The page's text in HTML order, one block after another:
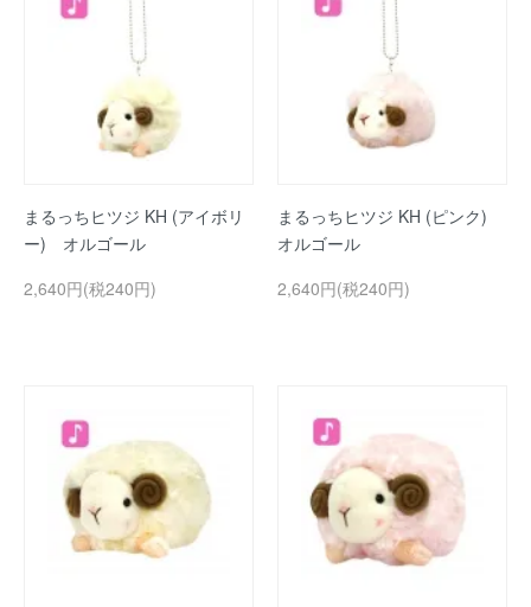
まるっちヒツジ KH (アイボリ
ー) オルゴール
2,640円(税240円)
まるっちヒツジ KH (ピンク)
オルゴール
2,640円(税240円)